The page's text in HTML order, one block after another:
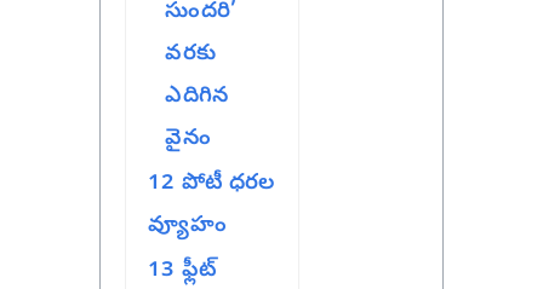
సుందరి’
వరకు
ఎదిగిన
వైనం
12 పోటీ ధరల
వ్యూహం
13 ఫ్లీట్